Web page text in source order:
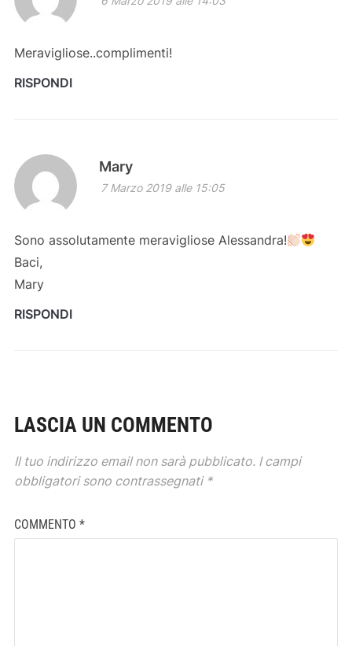
Meravigliose..complimenti!
RISPONDI
Mary
7 Marzo 2019 alle 15:05
Sono assolutamente meravigliose Alessandra!
Baci,
Mary
RISPONDI
LASCIA UN COMMENTO
Il tuo indirizzo email non sarà pubblicato. I campi
obbligatori sono contrassegnati *
COMMENTO *